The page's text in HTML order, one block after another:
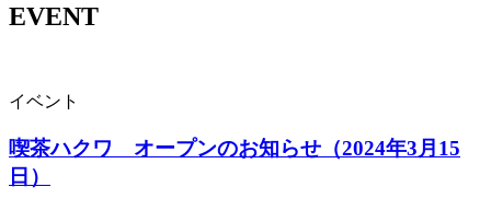
EVENT
イベント
喫茶ハクワ オープンのお知らせ（2024年3月15
日）